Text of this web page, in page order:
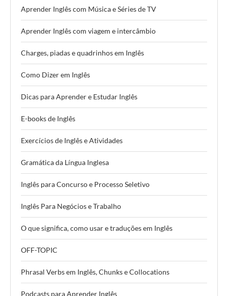
Aprender Inglês com Música e Séries de TV
Aprender Inglês com viagem e intercâmbio
Charges, piadas e quadrinhos em Inglês
Como Dizer em Inglês
Dicas para Aprender e Estudar Inglês
E-books de Inglês
Exercícios de Inglês e Atividades
Gramática da Língua Inglesa
Inglês para Concurso e Processo Seletivo
Inglês Para Negócios e Trabalho
O que significa, como usar e traduções em Inglês
OFF-TOPIC
Phrasal Verbs em Inglês, Chunks e Collocations
Podcasts para Aprender Inglês